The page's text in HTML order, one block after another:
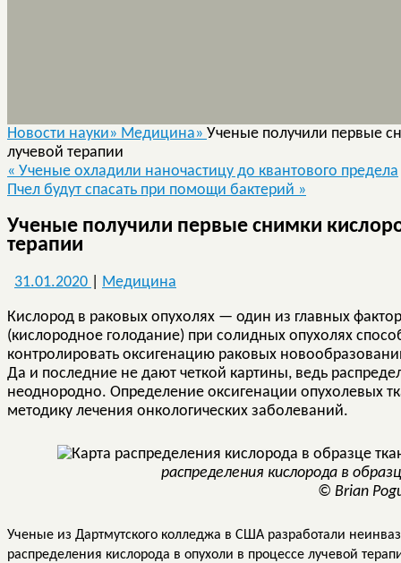
Новости науки» Медицина» Ученые получили первые
лучевой терапии
« Ученые охладили наночастицу до квантового предела
Пчел будут спасать при помощи бактерий »
Ученые получили первые снимки
терапии
31.01.2020 Медицина
Кислород в раковых опухолях — один из главных
(кислородное голодание) при солидных опухолях
контролировать оксигенацию раковых
Да и последние не дают четкой картины, ведь
неоднородно. Определение оксигенации опухолевых
методику лечения онкологических заболеваний.
распределения кислорода в
© Brian
Ученые из Дартмутского колледжа в США разработали
распределения кислорода в опухоли в процессе лучевой